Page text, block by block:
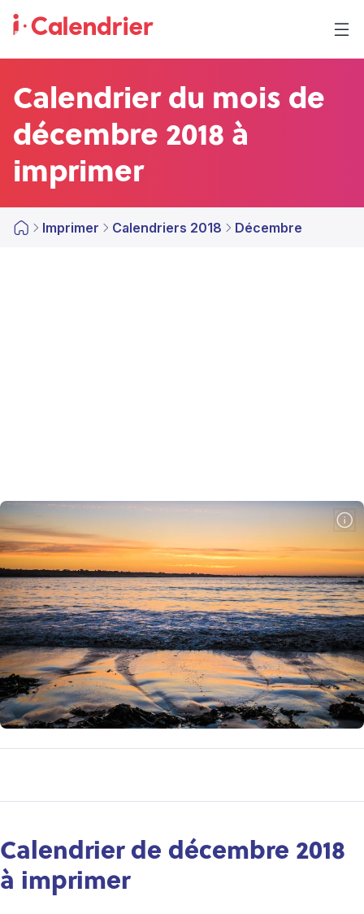
Calendrier du mois de
décembre 2018 à
imprimer
Imprimer Calendriers 2018 Décembre
Calendrier de décembre 2018
à imprimer